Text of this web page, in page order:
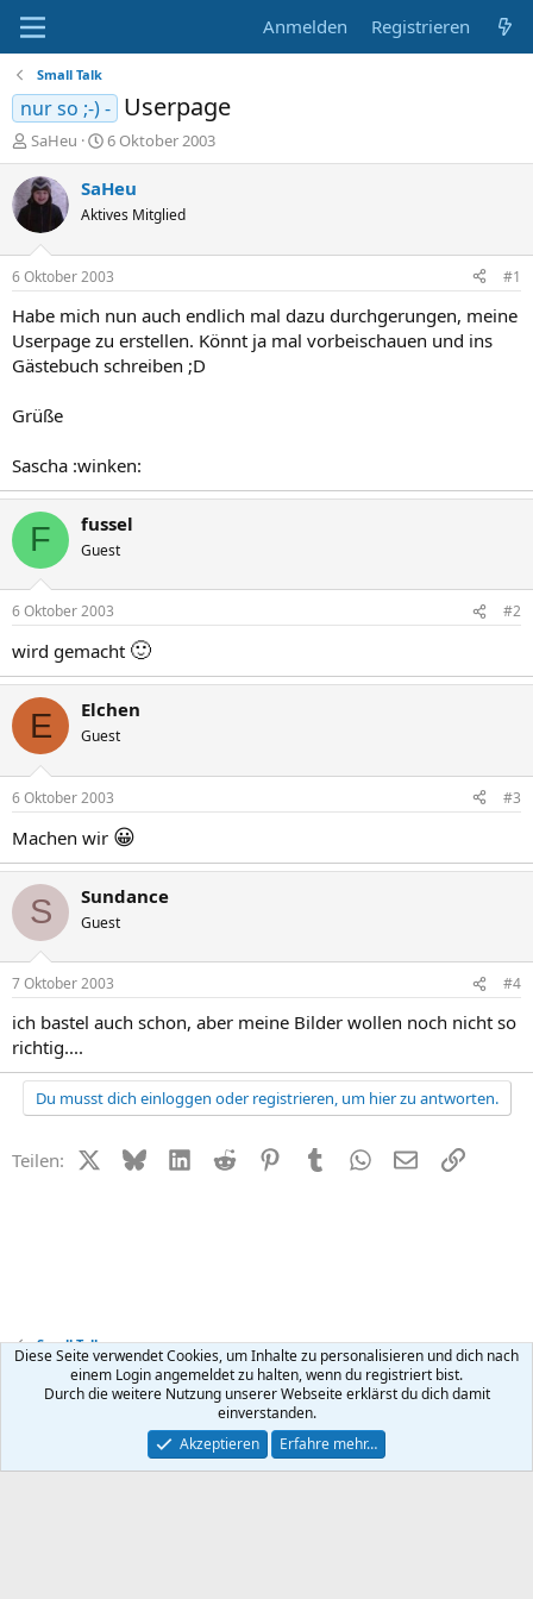
Anmelden Registrieren
Small Talk
nur so ;-) - Userpage
E
r
s
t
l
e
r
SaHeu
E
r
s
e
l
t
a
6 Oktober 2003
SaHeu
Aktives Mitglied
6 Oktober 2003 #1
Habe mich nun auch endlich mal dazu durchgerungen, meine
Userpage zu erstellen. Könnt ja mal vorbeischauen und ins
Gästebuch schreiben ;D
Grüße
Sascha :winken:
F fussel
Guest
6 Oktober 2003 #2
wird gemacht 🙂
E Elchen
Guest
6 Oktober 2003 #3
Machen wir 😀
S Sundance
Guest
7 Oktober 2003 #4
ich bastel auch schon, aber meine Bilder wollen noch nicht so
richtig....
Du musst dich einloggen oder registrieren, um hier zu antworten.
Teilen: X (Twitter)
BlueskyLinkedIn
Reddit PinterestTumblr WhatsApp
E-MailLink
Small Talk
Kontakt Nutzungsbedingungen Datenschutz Hilfe
R
Community platform by XenForo ® © 2010-2026 XenForo Ltd.
Diese Seite verwendet Cookies, um Inhalte zu personalisieren und dich nach
einem Login angemeldet zu halten, wenn du registriert bist.
Durch die weitere Nutzung unserer Webseite erklärst du dich damit
einverstanden.
Akzeptieren
Erfahre mehr…